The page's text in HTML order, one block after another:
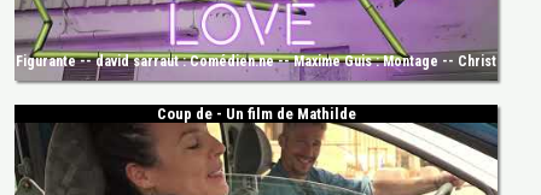
-- david sarraut : Comédien.ne -- Maxime Guis : Montage -- Christine
Coup de - Un film de Mathilde